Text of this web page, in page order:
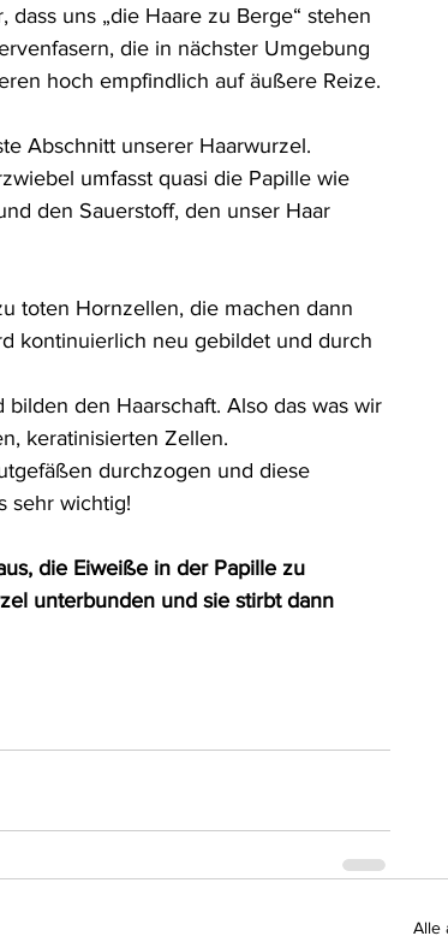
uns „die Haare zu Berge“ stehen
die in nächster Umgebung
hoch empfindlich auf äußere Reize.
Abschnitt unserer Haarwurzel.
umfasst quasi die Papille wie
den Sauerstoff, den unser Haar
toten Hornzellen, die machen dann
kontinuierlich neu gebildet und durch
den Haarschaft. Also das was wir
keratinisierten Zellen.
durchzogen und diese
sehr wichtig!
die Eiweiße in der Papille zu
unterbunden und sie stirbt dann
Alle